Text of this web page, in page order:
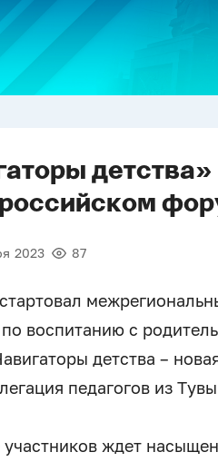
2023 87
воспитанию с
детства –
педагогов из
ждет